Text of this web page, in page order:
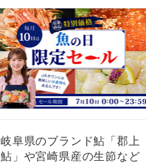
岐阜県のブランド鮎「郡上
鮎」や宮崎県産の生節など